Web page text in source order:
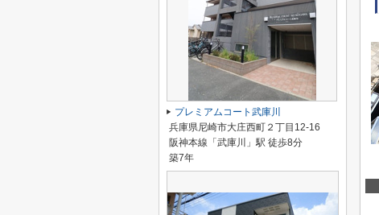
プレミアムコート武庫川
兵庫県尼崎市大庄西町２丁目12-16
阪神本線「武庫川」駅 徒歩8分
築7年